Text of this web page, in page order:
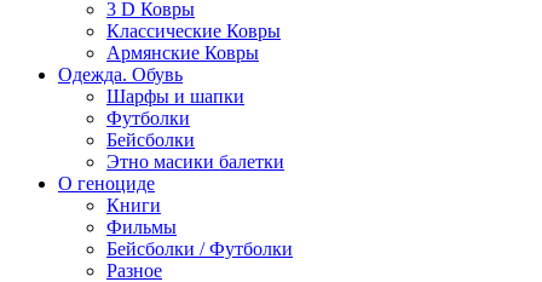
3 D Ковры
Классические Ковры
Армянские Ковры
Одежда. Обувь
Шарфы и шапки
Футболки
Бейсболки
Этно масики балетки
О геноциде
Книги
Фильмы
Бейсболки / Футболки
Разное